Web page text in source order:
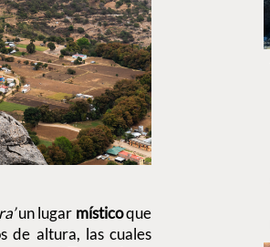
un lugar místicoque
de altura, las cuales